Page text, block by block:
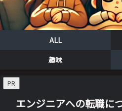
ALL
趣味
PR
エンジニアへの転職に